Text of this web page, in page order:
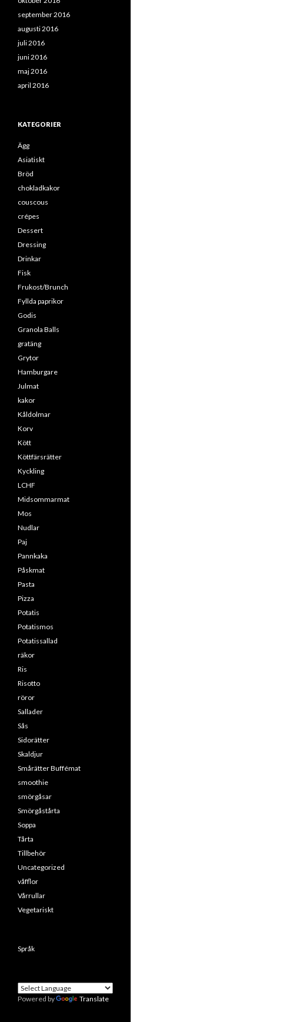
september 2016
augusti 2016
juli 2016
juni 2016
maj 2016
april 2016
KATEGORIER
Ägg
Asiatiskt
Bröd
chokladkakor
couscous
crépes
Dessert
Dressing
Drinkar
Fisk
Frukost/Brunch
Fyllda paprikor
Godis
Granola Balls
gratäng
Grytor
Hamburgare
Julmat
kakor
Kåldolmar
Korv
Kött
Köttfärsrätter
Kyckling
LCHF
Midsommarmat
Mos
Nudlar
Paj
Pannkaka
Påskmat
Pasta
Pizza
Potatis
Potatismos
Potatissallad
räkor
Ris
Risotto
röror
Sallader
Sås
Sidorätter
Skaldjur
Smårätter Buffémat
smoothie
smörgåsar
Smörgåstårta
Soppa
Tårta
Tillbehör
Uncategorized
våfflor
Vårrullar
Vegetariskt
Språk
Powered by Translate